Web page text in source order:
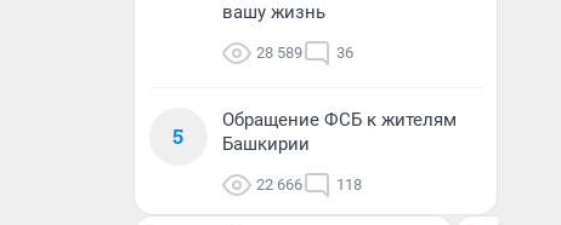
вашу жизнь
28 589 36
5
Обращение ФСБ к жителям
Башкирии
22 666 118